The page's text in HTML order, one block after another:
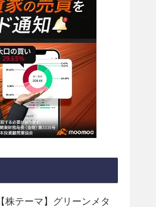
【株テーマ】グリーンメタ